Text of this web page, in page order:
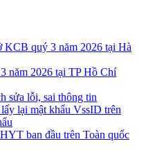
KCB quý 3 năm 2026 tại Hà
năm 2026 tại TP Hồ Chí
sửa lỗi, sai thông tin
lại mật khẩu VssID trên
ban đầu trên Toàn quốc